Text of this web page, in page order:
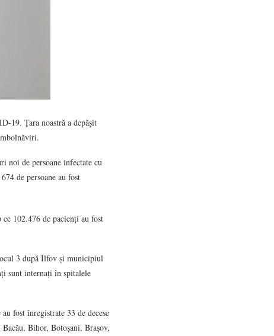
19. Țara noastră a depășit
noi de persoane infectate cu
de persoane au fost
102.476 de pacienți au fost
3 după Ilfov și municipiul
sunt internați în spitalele
fost înregistrate 33 de decese
Bihor, Botoșani, Brașov,